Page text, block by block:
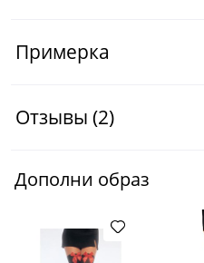
Примерка
Отзывы (2)
Дополни образ